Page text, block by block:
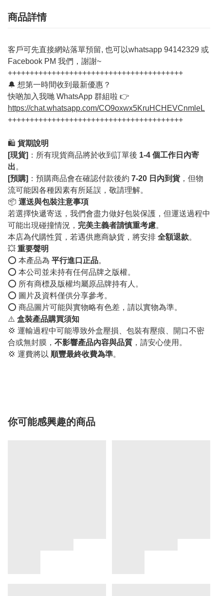
商品詳情
客戶可先直接網站落單預留, 也可以whatsapp 94142329 或
Facebook PM 我們，謝謝~
++++++++++++++++++++++++++++++++++++++++
🔔 想第一時間收到最新優惠？
快啲加入我哋 WhatsApp 群組啦 👉
https://chat.whatsapp.com/CO9oxwx5KruHCHEVCnmleL
++++++++++++++++++++++++++++++++++++++++
🛍️ 貨期說明
[現貨] ：所有現貨商品將於收到訂單後 1-4 個工作日內寄
出。
[預購] ：預購商品會在確認付款後約 7-20 日內到貨，但物
流可能因各種因素有所延誤，敬請理解。
📦 運送與包裝注意事項
若選擇快遞寄送，我們會盡力做好包裝保護，但運送過程中
可能出現碰撞情況， 完美主義者請慎重考慮。
本店為代購性質，若遇供應商缺貨，將安排 全額退款。
💥 重要聲明
⭕️ 本產品為 平行進口正品。
⭕️ 本公司並未持有任何品牌之版權。
⭕️ 所有商標及版權均屬原品牌持有人。
⭕️ 圖片及資料僅供分享參考。
⭕️ 商品圖片可能與實物略有色差，請以實物為準。
⚠️ 盒裝產品購買須知
💢 運輸過程中可能導致外盒壓損、包裝有壓痕、開口不密
合或無封膜， 不影響產品內容與品質 ，請安心使用。
💢 運費將以 順豐最終收費為準。
你可能感興趣的商品